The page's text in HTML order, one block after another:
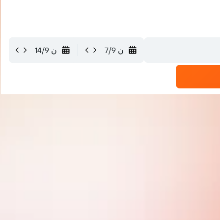
ن 7/9 ن 14/9